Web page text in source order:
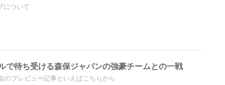
について
で待ち受ける森保ジャパンの強豪チームとの一戦
のプレビュー記事といえばこちらから